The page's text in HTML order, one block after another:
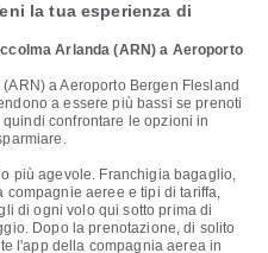
la tua esperienza di
Arlanda (ARN) a Aeroporto
a Aeroporto Bergen Flesland
a essere più bassi se prenoti
confrontare le opzioni in
più agevole. Franchigia bagaglio,
compagnie aeree e tipi di tariffa,
di ogni volo qui sotto prima di
Dopo la prenotazione, di solito
l'app della compagnia aerea in